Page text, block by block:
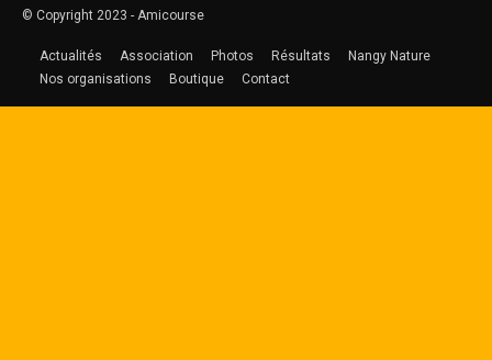
© Copyright 2023 - Amicourse
Actualités Association Photos Résultats
Nangy Nature
Nos organisations
Boutique Contact